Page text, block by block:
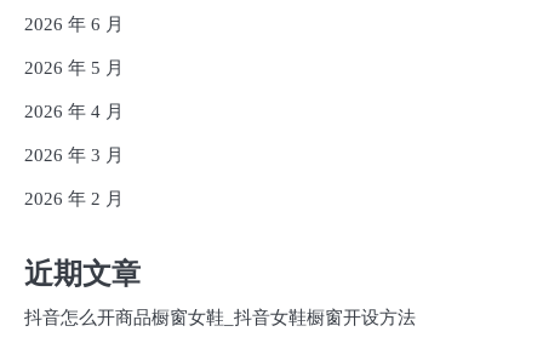
2026 年 6 月
2026 年 5 月
2026 年 4 月
2026 年 3 月
2026 年 2 月
近期文章
抖音怎么开商品橱窗女鞋_抖音女鞋橱窗开设方法